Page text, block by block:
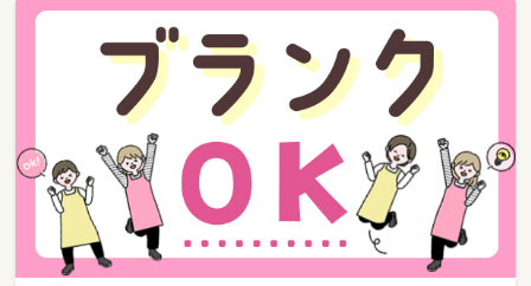
フィードバック
・園長不在時の代理対応および園長の業務補佐
・若手・後輩保育士さんの指導やメンタルケア、
現場の意見のとりまとめ
・職員のシフト作成および適切な人員配置の管
理
・行政に提出する各種申請書類の作成・事務業務
全般
・園全体の運営マネジメントおよび施設管理
★現場のスタッフと協力しながら進められる環